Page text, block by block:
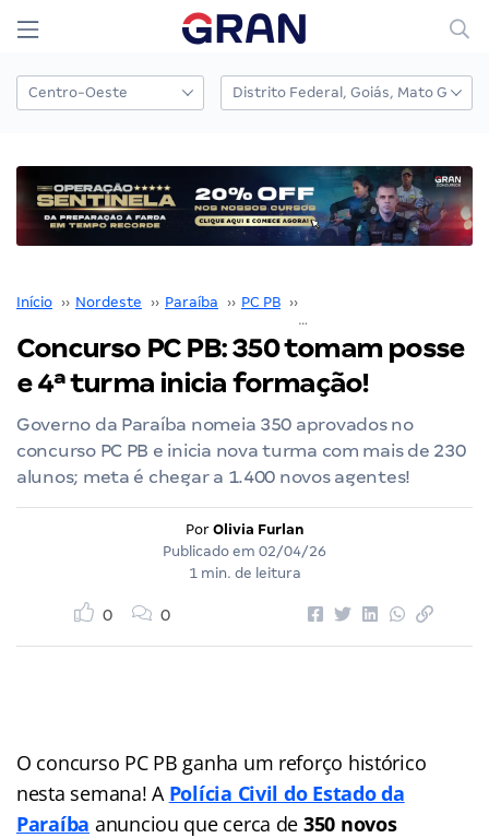
Início ›› Nordeste ›› Paraíba ›› PC PB ››
Concurso PC PB: 350 tomam posse
e 4ª turma inicia formação!
Governo da Paraíba nomeia 350 aprovados no
concurso PC PB e inicia nova turma com mais de 230
alunos; meta é chegar a 1.400 novos agentes!
Por Olivia Furlan
Publicado em 02/04/26
1 min. de leitura
0 0
O concurso PC PB ganha um reforço histórico
nesta semana! A Polícia Civil do Estado da
Paraíba anunciou que cerca de 350 novos